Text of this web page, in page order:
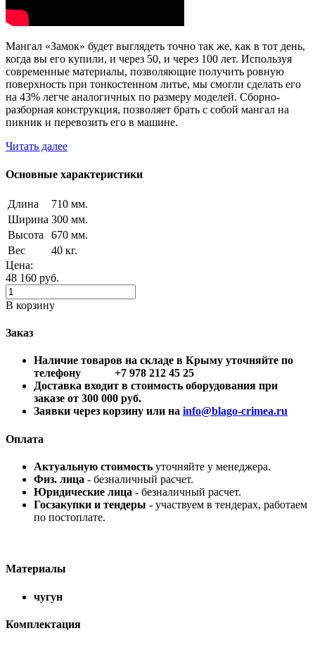
Мангал «Замок» будет выглядеть точно так же, как в тот день,
когда вы его купили, и через 50, и через 100 лет. Используя
современные материалы, позволяющие получить ровную
поверхность при тонкостенном литье, мы смогли сделать его
на 43% легче аналогичных по размеру моделей. Сборно-
разборная конструкция, позволяет брать с собой мангал на
пикник и перевозить его в машине.
Читать далее
Основные характеристики
Длина
710 мм.
Ширина 300 мм.
Высота
670 мм.
Вес
40 кг.
Цена:
48 160 руб.
В корзину
Заказ
Наличие товаров на складе в Крыму уточняйте по
телефону +7 978 212 45 25
Доставка входит в стоимость оборудования при
заказе от 300 000 руб.
Заявки через корзину или на info@blago-crimea.ru
Оплата
Актуальную стоимость уточняйте у менеджера.
Физ. лица - безналичный расчет.
Юридические лица - безналичный расчет.
Госзакупки и тендеры - участвуем в тендерах, работаем
по постоплате.
Материалы
чугун
Комплектация